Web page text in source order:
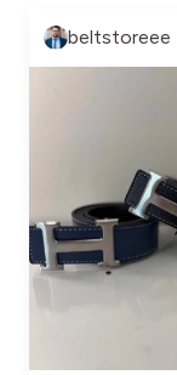
beltstoreee